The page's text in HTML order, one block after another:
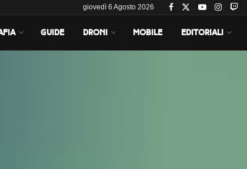
giovedì 6 Agosto 2026
GUIDE DRONI MOBILE EDITORIALI